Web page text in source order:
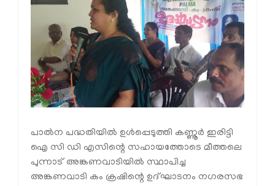
പാല്‍ന പദ്ധതിയില്‍ ഉള്‍പ്പെടുത്തി കണ്ണൂർ ഇരിട്ടി
ഐ സി ഡി എസിന്റെ സഹായത്തോടെ മീത്തലെ
പുന്നാട് അങ്കണവാടിയില്‍ സ്ഥാപിച്ച
അങ്കണവാടി കം ക്രഷിന്റെ ഉദ്ഘാടനം നഗരസഭ